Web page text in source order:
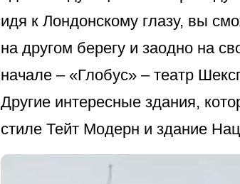
идя к Лондонскому глазу, вы
на другом берегу и заодно на
начале – «Глобус» – театр
Другие интересные здания,
стиле Тейт Модерн и здание